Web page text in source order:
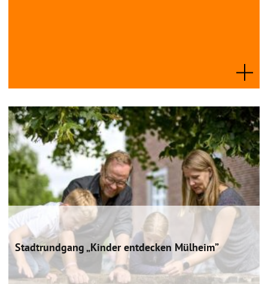
Stadtrundgang „Kinder entdecken Mülheim”